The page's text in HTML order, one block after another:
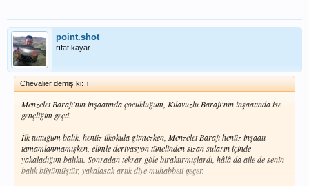
point.shot
rıfat kayar
Chevalier demiş ki: ↑
Menzelet Barajı'nın inşaatında çocukluğum, Kılavuzlu Barajı'nın inşaatında ise
gençliğim geçti.
İlk tuttuğum balık, henüz ilkokula gitmezken, Menzelet Barajı henüz inşaatı
tamamlanmamışken, elimle derivasyon tünelinden sızan suların içinde
yakaladığım balıktı. Sonradan tekrar göle bıraktırmışlardı, hâlâ da aile de senin
balık büyümüştür, yakalasak artık diye muhabbeti geçer.